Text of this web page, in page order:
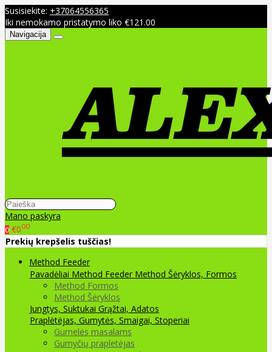
Susisiekite: +37064556365
Iki nemokamo pristatymo liko €121.00
Navigacija
Mano paskyra
0 €000
Prekių krepšelis tuščias!
Method Feeder
Pavadėliai Method Feeder Method Šėryklos, Formos
Method Formos
Method Šėryklos
Jungtys, Suktukai Grąžtai, Adatos
Praplėtėjas, Gumytės, Smaigai, Stoperiai
Gumelės masalams
Gumyčių prapletėjas